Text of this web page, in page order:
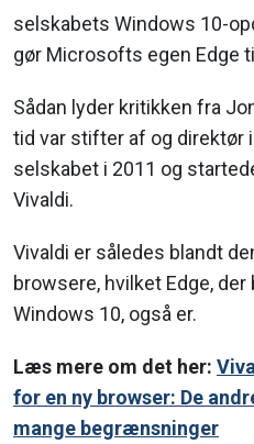
selskabets Windows 10-
gør Microsofts egen Edge
Sådan lyder kritikken fra
tid var stifter af og direktør
selskabet i 2011 og
Vivaldi.
Vivaldi er således blandt
browsere, hvilket Edge,
Windows 10, også er.
Læs mere om det her:
for en ny browser: De
mange begrænsninger